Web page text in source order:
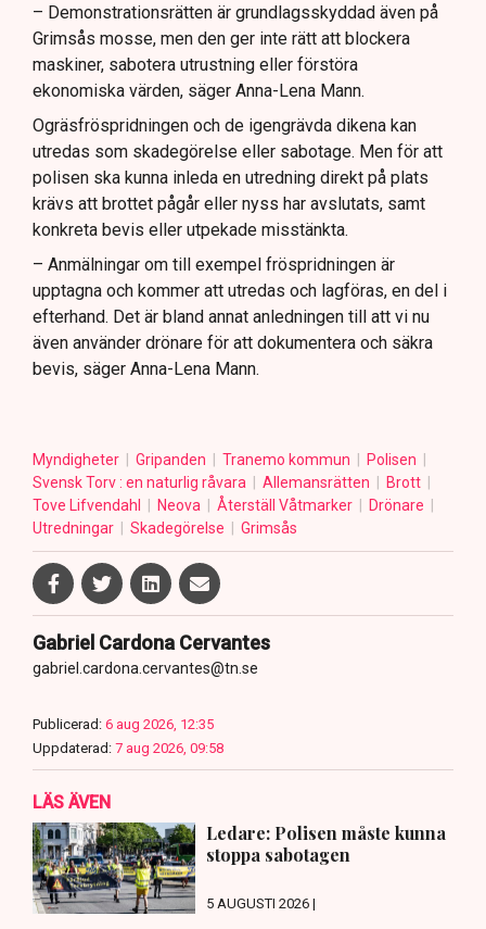
– Demonstrationsrätten är grundlagsskyddad även på
Grimsås mosse, men den ger inte rätt att blockera
maskiner, sabotera utrustning eller förstöra
ekonomiska värden, säger Anna-Lena Mann.
Ogräsfröspridningen och de igengrävda dikena kan
utredas som skadegörelse eller sabotage. Men för att
polisen ska kunna inleda en utredning direkt på plats
krävs att brottet pågår eller nyss har avslutats, samt
konkreta bevis eller utpekade misstänkta.
– Anmälningar om till exempel fröspridningen är
upptagna och kommer att utredas och lagföras, en del i
efterhand. Det är bland annat anledningen till att vi nu
även använder drönare för att dokumentera och säkra
bevis, säger Anna-Lena Mann.
Myndigheter Gripanden Tranemo kommun
Polisen
Svensk Torv : en naturlig råvara
Allemansrätten
Brott
Tove Lifvendahl
Neova Återställ Våtmarker
Drönare
Utredningar
Skadegörelse Grimsås
Gabriel Cardona Cervantes
gabriel.cardona.cervantes@tn.se
Publicerad: 6 aug 2026, 12:35
Uppdaterad: 7 aug 2026, 09:58
LÄS ÄVEN
Ledare: Polisen måste kunna
stoppa sabotagen
5 AUGUSTI 2026 |